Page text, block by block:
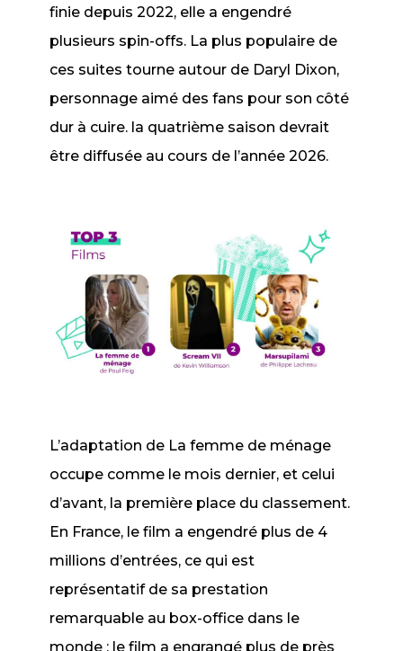
finie depuis 2022, elle a engendré
plusieurs spin-offs. La plus populaire de
ces suites tourne autour de Daryl Dixon,
personnage aimé des fans pour son côté
dur à cuire. la quatrième saison devrait
être diffusée au cours de l’année 2026.
L’adaptation de La femme de ménage
occupe comme le mois dernier, et celui
d’avant, la première place du classement.
En France, le film a engendré plus de 4
millions d’entrées, ce qui est
représentatif de sa prestation
remarquable au box-office dans le
monde : le film a engrangé plus de près